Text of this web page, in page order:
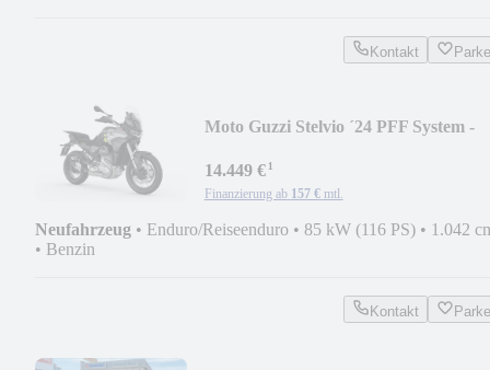
Kontakt
Moto Guzzi Stelvio ´24 PFF System -
14.449 €¹
Finanzierung ab 157 € mtl.
Neufahrzeug • Enduro/Reiseenduro • 85 kW (116 PS) • 1.042
• Benzin
Kontakt